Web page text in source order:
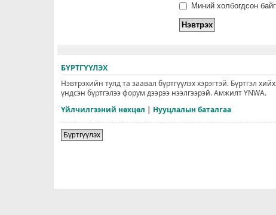
Миний холбогдсон
БҮРТГҮҮЛЭХ
Нэвтрэхийн тулд та заавал бүртгүүлэх хэрэгтэй. Бүртгэл
үндсэн бүртгэлээ форум дээрээ нээлгээрэй. Амжилт YNWA.
Үйлчилгээний нөхцөл | Нууцлалын баталгаа
Бүртгүүлэх